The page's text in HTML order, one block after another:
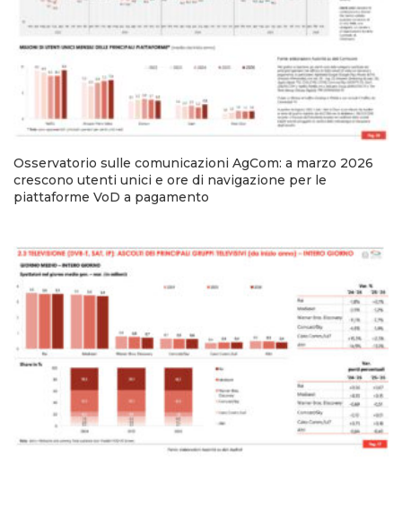
Osservatorio sulle comunicazioni AgCom: a marzo 2026
crescono utenti unici e ore di navigazione per le
piattaforme VoD a pagamento